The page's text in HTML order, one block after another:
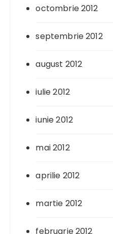
octombrie 2012
septembrie 2012
august 2012
iulie 2012
iunie 2012
mai 2012
aprilie 2012
martie 2012
februarie 2012